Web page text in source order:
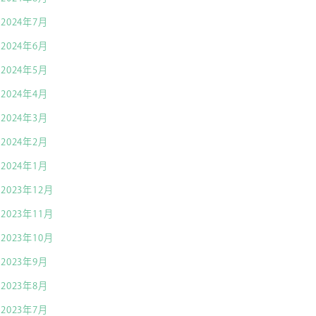
2024年7月
2024年6月
2024年5月
2024年4月
2024年3月
2024年2月
2024年1月
2023年12月
2023年11月
2023年10月
2023年9月
2023年8月
2023年7月